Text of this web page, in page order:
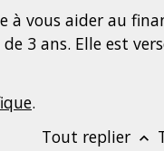
à vous aider au
3 ans. Elle est
.
Tout replier keyboard_arrow_up